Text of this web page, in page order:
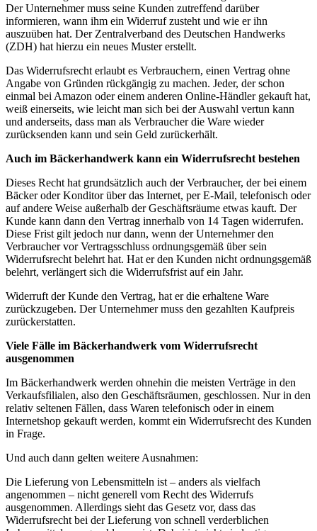
Der Unternehmer muss seine Kunden zutreffend darüber
informieren, wann ihm ein Widerruf zusteht und wie er ihn
auszuüben hat. Der Zentralverband des Deutschen Handwerks
(ZDH) hat hierzu ein neues Muster erstellt.
Das Widerrufsrecht erlaubt es Verbrauchern, einen Vertrag ohne
Angabe von Gründen rückgängig zu machen. Jeder, der schon
einmal bei Amazon oder einem anderen Online-Händler gekauft hat,
weiß einerseits, wie leicht man sich bei der Auswahl vertun kann
und anderseits, dass man als Verbraucher die Ware wieder
zurücksenden kann und sein Geld zurückerhält.
Auch im Bäckerhandwerk kann ein Widerrufsrecht bestehen
Dieses Recht hat grundsätzlich auch der Verbraucher, der bei einem
Bäcker oder Konditor über das Internet, per E-Mail, telefonisch oder
auf andere Weise außerhalb der Geschäftsräume etwas kauft. Der
Kunde kann dann den Vertrag innerhalb von 14 Tagen widerrufen.
Diese Frist gilt jedoch nur dann, wenn der Unternehmer den
Verbraucher vor Vertragsschluss ordnungsgemäß über sein
Widerrufsrecht belehrt hat. Hat er den Kunden nicht ordnungsgemäß
belehrt, verlängert sich die Widerrufsfrist auf ein Jahr.
Widerruft der Kunde den Vertrag, hat er die erhaltene Ware
zurückzugeben. Der Unternehmer muss den gezahlten Kaufpreis
zurückerstatten.
Viele Fälle im Bäckerhandwerk vom Widerrufsrecht
ausgenommen
Im Bäckerhandwerk werden ohnehin die meisten Verträge in den
Verkaufsfilialen, also den Geschäftsräumen, geschlossen. Nur in den
relativ seltenen Fällen, dass Waren telefonisch oder in einem
Internetshop gekauft werden, kommt ein Widerrufsrecht des Kunden
in Frage.
Und auch dann gelten weitere Ausnahmen:
Die Lieferung von Lebensmitteln ist – anders als vielfach
angenommen – nicht generell vom Recht des Widerrufs
ausgenommen. Allerdings sieht das Gesetz vor, dass das
Widerrufsrecht bei der Lieferung von schnell verderblichen